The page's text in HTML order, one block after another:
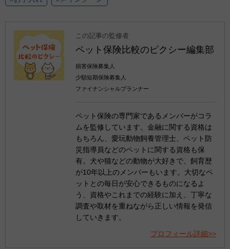
この記事の監修者
ペット保険比較のピクシー編集部
損害保険募集人
少額短期保険募集人
ファイナンシャルプランナー
ペット保険の専門家であるメンバーがコラ
ムを監修しています。金融に関する資格は
もちろん、愛玩動物飼養管理士、ペット防
災指導員などのペットに関する資格も保
有。犬や猫などの動物が大好きで、飼育歴
が10年以上のメンバーもいます。大切なペ
ットとの毎日が安心できるものになるよ
う、資格やこれまでの経験に加え、丁寧な
調査や取材を重ねながら正しい情報を発信
していきます。
プロフィール詳細>>